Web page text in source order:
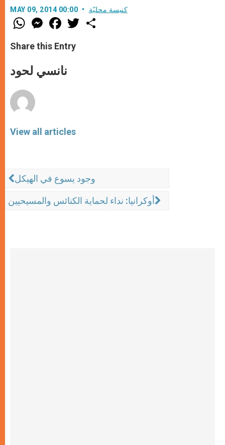
MAY 09, 2014 00:00 كنيسة محليّة
W
h
t
s
p
p
M
e
s
e
e
F
a
e
b
o
k
w
Share this Entry
نانسي لحود
View all articles
وجود يسوع في الهيكل
أوكرانيا: نداء لحماية الكنائس والمسيحيين